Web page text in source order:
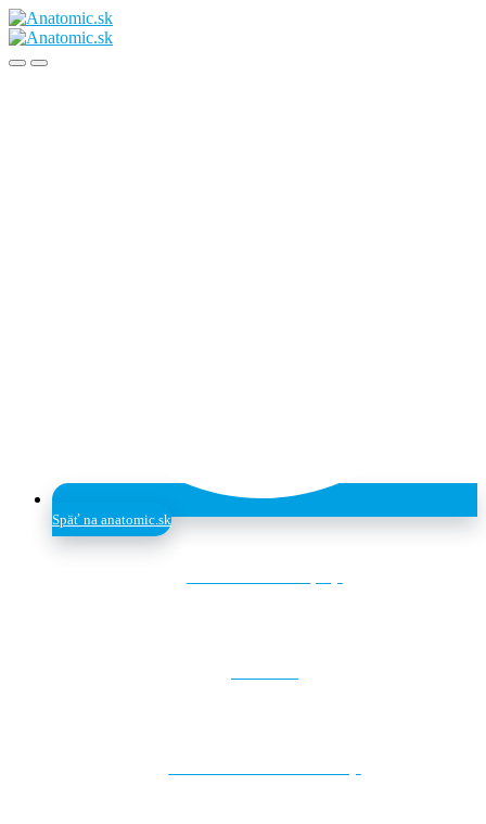
Späť na anatomic.sk